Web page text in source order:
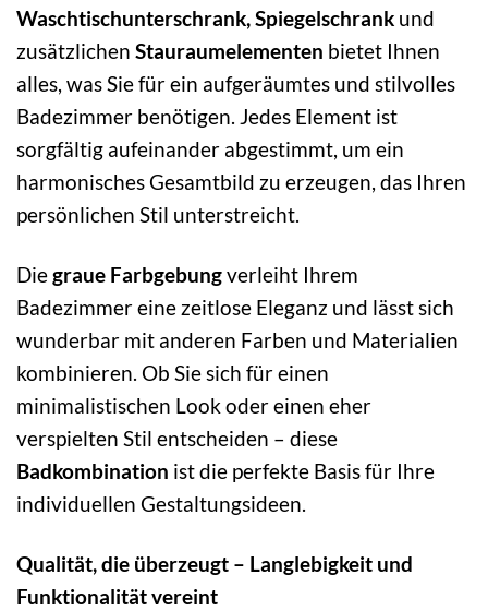
Waschtischunterschrank, Spiegelschrank und
zusätzlichen Stauraumelementen bietet Ihnen
alles, was Sie für ein aufgeräumtes und stilvolles
Badezimmer benötigen. Jedes Element ist
sorgfältig aufeinander abgestimmt, um ein
harmonisches Gesamtbild zu erzeugen, das Ihren
persönlichen Stil unterstreicht.
Diegraue Farbgebungverleiht Ihrem
Badezimmer eine zeitlose Eleganz und lässt sich
wunderbar mit anderen Farben und Materialien
kombinieren. Ob Sie sich für einen
minimalistischen Look oder einen eher
verspielten Stil entscheiden – diese
Badkombination ist die perfekte Basis für Ihre
individuellen Gestaltungsideen.
Qualität, die überzeugt – Langlebigkeit und
Funktionalität vereint